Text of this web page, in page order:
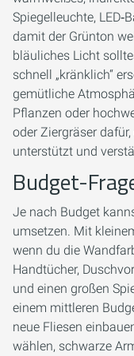
Spiegelleuchte,
damit der Grünton
bläuliches Licht
schnell „kränklich“
gemütliche
Pflanzen oder
oder Ziergräser
unterstützt und
Budget-
Je nach Budget
umsetzen. Mit
wenn du die
Handtücher,
und einen großen
einem mittleren
neue Fliesen
wählen, schwarze